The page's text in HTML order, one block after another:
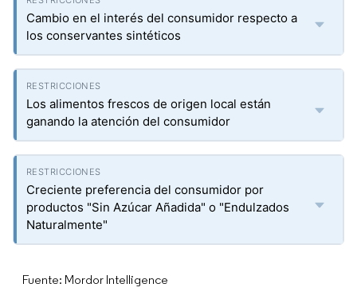
Cambio en el interés del consumidor respecto a
los conservantes sintéticos
Los alimentos frescos de origen local están
ganando la atención del consumidor
Creciente preferencia del consumidor por
productos "Sin Azúcar Añadida" o "Endulzados
Naturalmente"
Fuente: Mordor Intelligence